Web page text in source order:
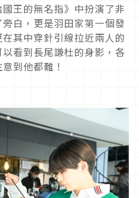
王的無名指》中扮演了非
白，更是羽田家第一個發
其中穿針引線拉近兩人的
看到長尾謙杜的身影，各
到他都難！